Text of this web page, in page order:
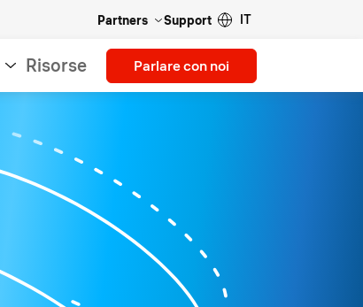
Partners Support IT
Risorse Parlare con noi